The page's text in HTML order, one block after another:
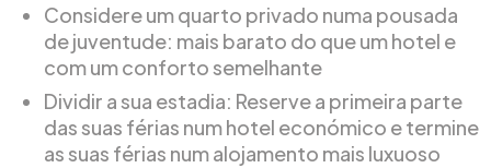
Considere um quarto privado numa pousada
de juventude: mais barato do que um hotel e
com um conforto semelhante
Dividir a sua estadia: Reserve a primeira parte
das suas férias num hotel económico e termine
as suas férias num alojamento mais luxuoso